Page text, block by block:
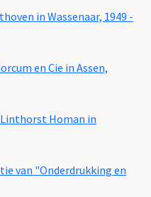
in Wassenaar, 1949 -
en Cie in Assen,
Homan in
van "Onderdrukking en